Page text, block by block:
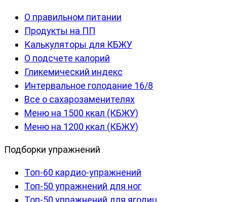
О правильном питании
Продукты на ПП
Калькуляторы для КБЖУ
О подсчете калорий
Гликемический индекс
Интервальное голодание 16/8
Все о сахарозаменителях
Меню на 1500 ккал (КБЖУ)
Меню на 1200 ккал (КБЖУ)
Подборки упражнений
Топ-60 кардио-упражнений
Топ-50 упражнений для ног
Топ-50 упражнений для ягодиц